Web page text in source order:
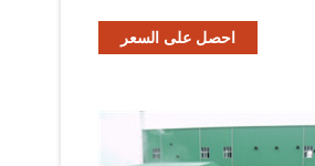
احصل على السعر